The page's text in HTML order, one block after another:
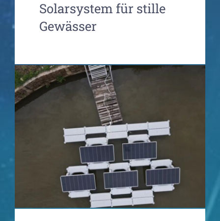
Solarsystem für stille
Gewässer